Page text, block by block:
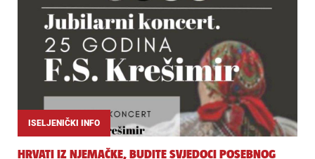
ISELJENIČKI INFO
HRVATI IZ NJEMAČKE, BUDITE SVJEDOCI POSEBNOG